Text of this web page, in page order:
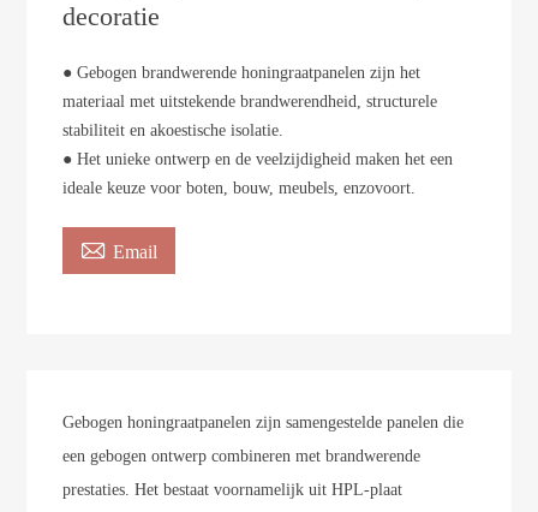
decoratie
● Gebogen brandwerende honingraatpanelen zijn het
materiaal met uitstekende brandwerendheid, structurele
stabiliteit en akoestische isolatie.
● Het unieke ontwerp en de veelzijdigheid maken het een
ideale keuze voor boten, bouw, meubels, enzovoort.
 Email
Gebogen honingraatpanelen zijn samengestelde panelen die
een gebogen ontwerp combineren met brandwerende
prestaties. Het bestaat voornamelijk uit HPL-plaat